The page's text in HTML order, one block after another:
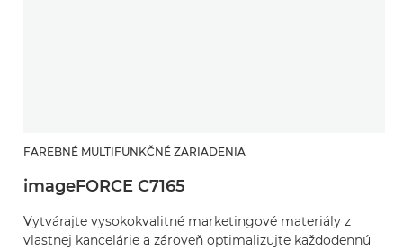
FAREBNÉ MULTIFUNKČNÉ ZARIADENIA
imageFORCE C7165
Vytvárajte vysokokvalitné marketingové materiály z
vlastnej kancelárie a zároveň optimalizujte každodennú